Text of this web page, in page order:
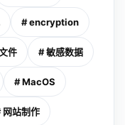
# encryption
件 # 敏感数据
# MacOS
网站制作